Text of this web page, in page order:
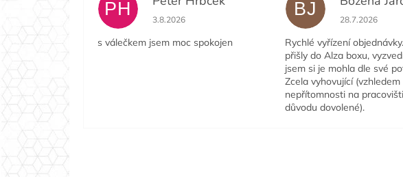
PH Hodnocení obchodu je 5 z 5 hvězdiček.
3.8.2026
s válečkem jsem moc spokojen
BJ Hodnocení
28.7.2026
Rychlé vyřízení
přišly do Alza boxu,
jsem si je mohla dle své
Zcela vyhovující (vzhledem
nepřítomnosti na
důvodu dovolené).